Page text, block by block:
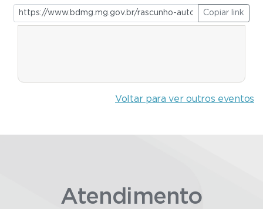
Copiar link
Voltar para ver outros eventos
Atendimento